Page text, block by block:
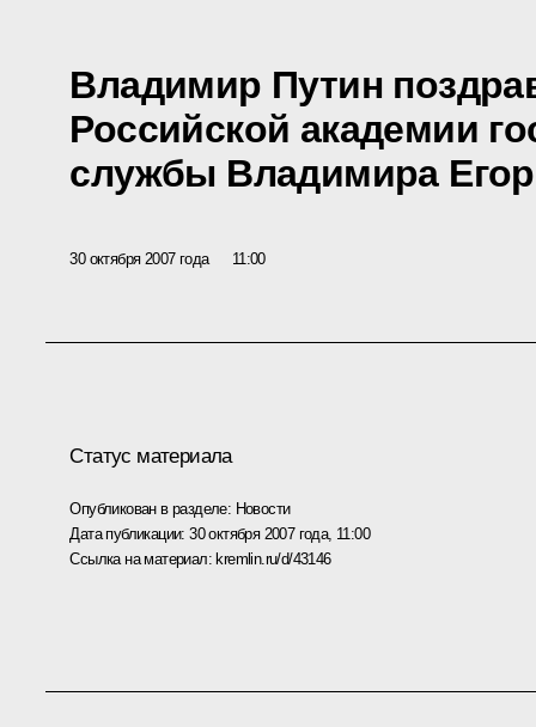
Владимир Путин
Российской академии
службы Владимира
30 октября 2007 года 11:00
Статус материала
Опубликован в разделе: Новости
Дата публикации:30 октября 2007 года, 11:00
Ссылка на материал:kremlin.ru/d/43146